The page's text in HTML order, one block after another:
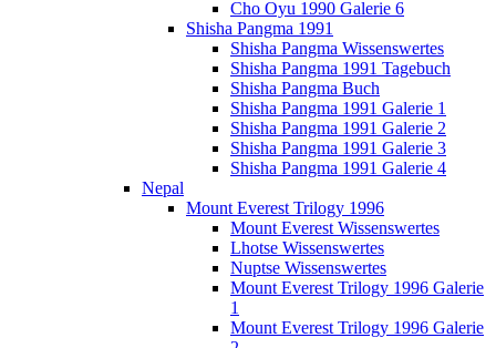
Cho Oyu 1990 Galerie 6
Shisha Pangma 1991
Shisha Pangma Wissenswertes
Shisha Pangma 1991 Tagebuch
Shisha Pangma Buch
Shisha Pangma 1991 Galerie 1
Shisha Pangma 1991 Galerie 2
Shisha Pangma 1991 Galerie 3
Shisha Pangma 1991 Galerie 4
Nepal
Mount Everest Trilogy 1996
Mount Everest Wissenswertes
Lhotse Wissenswertes
Nuptse Wissenswertes
Mount Everest Trilogy 1996 Galerie
1
Mount Everest Trilogy 1996 Galerie